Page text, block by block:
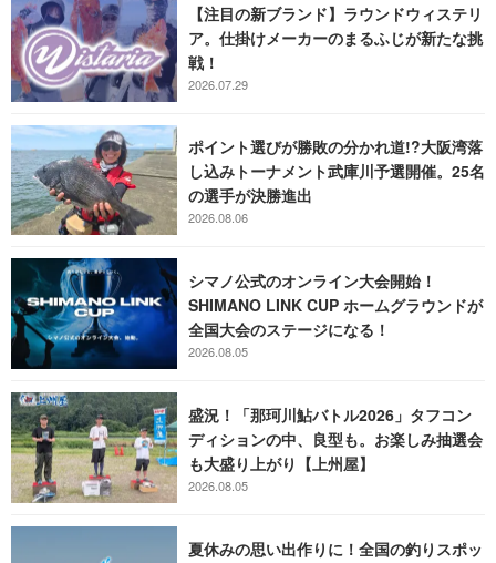
【注目の新ブランド】ラウンドウィステリ
ア。仕掛けメーカーのまるふじが新たな挑
戦！
2026.07.29
ポイント選びが勝敗の分かれ道!?大阪湾落
し込みトーナメント武庫川予選開催。25名
の選手が決勝進出
2026.08.06
シマノ公式のオンライン大会開始！
SHIMANO LINK CUP ホームグラウンドが
全国大会のステージになる！
2026.08.05
盛況！「那珂川鮎バトル2026」タフコン
ディションの中、良型も。お楽しみ抽選会
も大盛り上がり【上州屋】
2026.08.05
夏休みの思い出作りに！全国の釣りスポッ